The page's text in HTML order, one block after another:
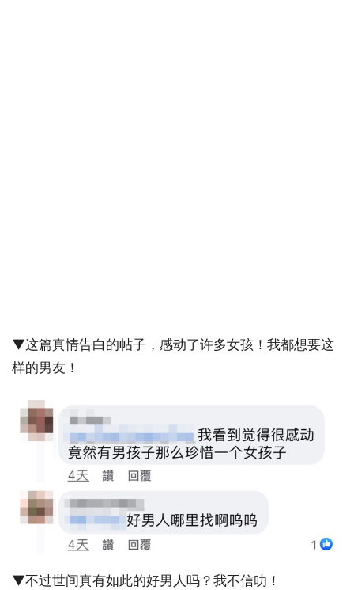
▼这篇真情告白的帖子，感动了许多女孩！我都想要这
样的男友！
▼不过世间真有如此的好男人吗？我不信叻！